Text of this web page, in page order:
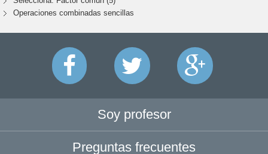
Operaciones combinadas sencillas
Soy profesor
Preguntas frecuentes